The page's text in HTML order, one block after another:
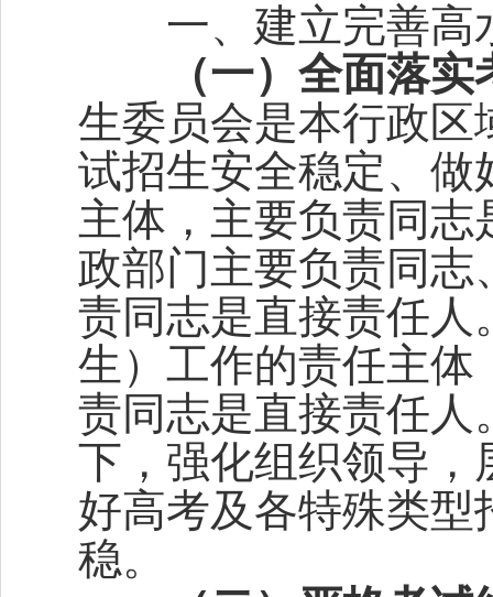
一、建立完善高
（一）全面落
生委员会是本行政区
试招生安全稳定、做
主体，主要负责同
政部门主要负责同
责同志是直接责任人
生）工作的责任主体
责同志是直接责任人
下，强化组织领导，
好高考及各特殊类
稳。